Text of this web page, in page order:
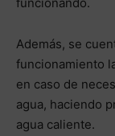
Además, se
funcionamiento
en caso de
agua, haciendo
agua caliente.